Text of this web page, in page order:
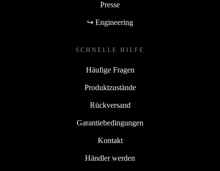
Presse
↪ Engineering
SCHNELLE HILFE
Häufige Fragen
Produktzustände
Rückversand
Garantiebedingungen
Kontakt
Händler werden